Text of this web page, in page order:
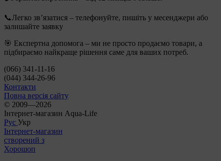
📞Легко зв’язатися – телефонуйте, пишіть у месенджери або
залишайте заявку
🎯 Експертна допомога – ми не просто продаємо товари, а
підбираємо найкраще рішення саме для ваших потреб.
(066) 341-11-16
(044) 344-26-96
Контакти
Повна версія сайту
© 2009—2026
Інтернет-магазин Aqua-Life
Рус Укр
Інтернет-магазин
створений з
Хорошоп